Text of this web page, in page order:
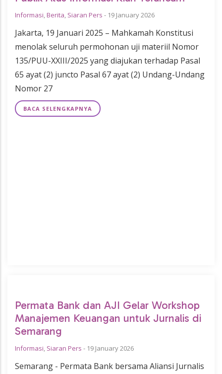
Informasi,Berita, Siaran Pers - 19 January 2026
Jakarta, 19 Januari 2025 – Mahkamah Konstitusi
menolak seluruh permohonan uji materiil Nomor
135/PUU-XXIII/2025 yang diajukan terhadap Pasal
65 ayat (2) juncto Pasal 67 ayat (2) Undang-Undang
Nomor 27
BACA SELENGKAPNYA
Permata Bank dan AJI Gelar Workshop
Manajemen Keuangan untuk Jurnalis di
Semarang
Informasi, Siaran Pers - 19 January 2026
Semarang - Permata Bank bersama Aliansi Jurnalis